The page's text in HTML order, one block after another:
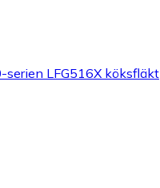
serien LFG516X köksfläkt